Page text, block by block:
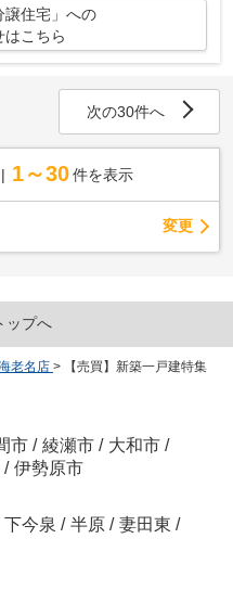
住宅」への
はこちら
次の30件へ
1～30 件を表示
変更
ップへ
老名店 > 【売買】新築一戸建特集
市 / 綾瀬市 / 大和市 /
/ 伊勢原市
下今泉 / 半原 / 妻田東 /